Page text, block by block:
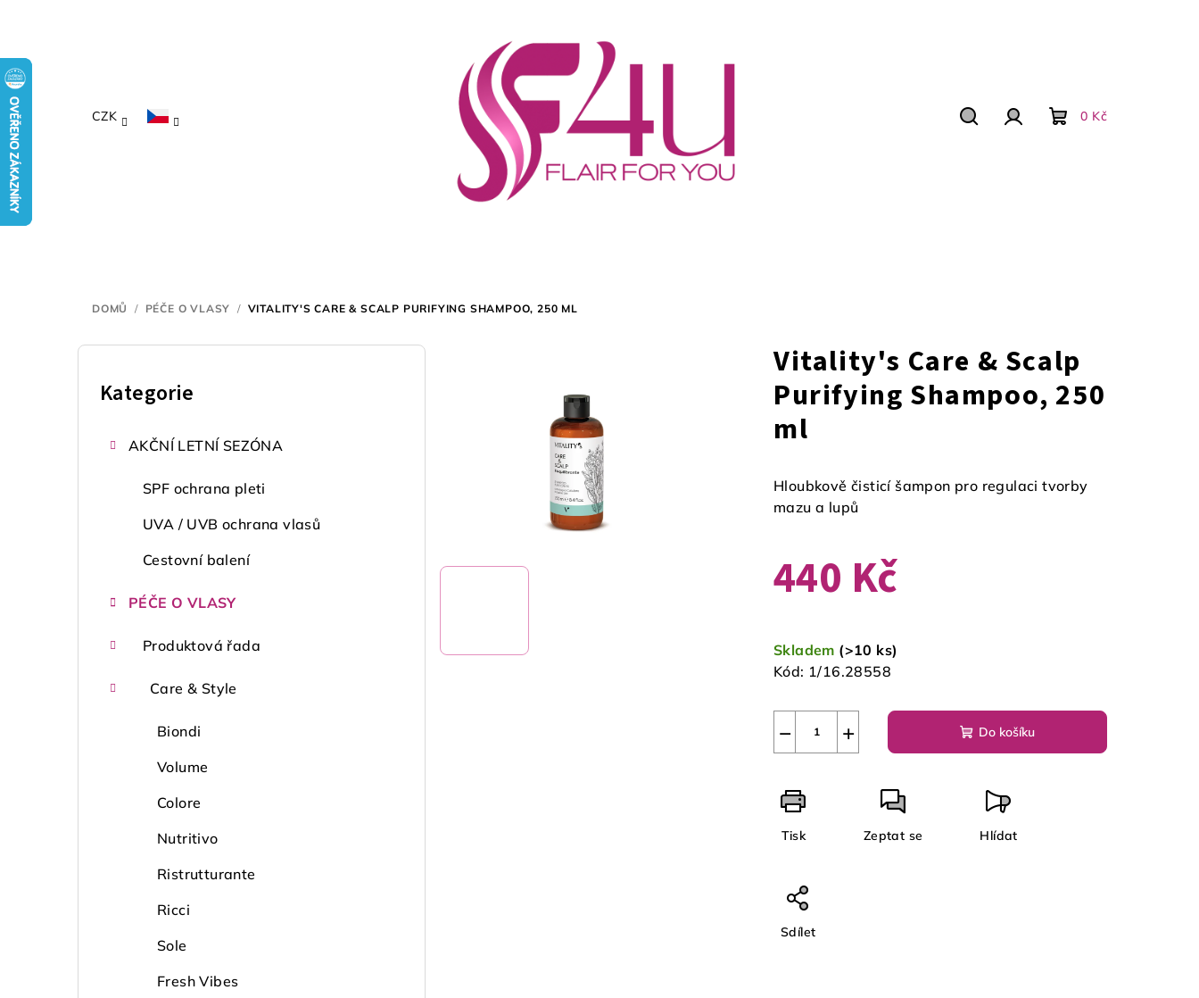
CZK 0 Kč
DOMŮ / PÉČE O VLASY / VITALITY'S CARE & SCALP PURIFYING SHAMPOO, 250 ML
P
Přeskočit
Kategorie
AKČNÍ LETNÍ SEZÓNA
SPF ochrana pleti
UVA / UVB ochrana vlasů
Cestovní balení
PÉČE O VLASY
Produktová řada
Care & Style
Biondi
Volume
Colore
Nutritivo
Ristrutturante
Ricci
Sole
Fresh Vibes
Vitality's Care & Scalp
Purifying Shampoo, 250
ml
Hloubkově čisticí šampon pro regulaci tvorby
mazu a lupů
440 Kč
cena:
Skladem (>10 ks)
Kód: 1/16.28558
+
− Do košíku
Tisk Zeptat se Hlídat
Sdílet